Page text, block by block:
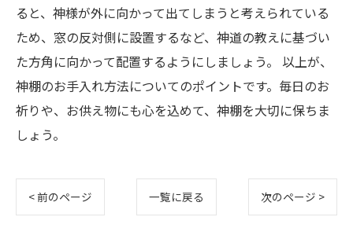
ると、神様が外に向かって出てしまうと考えられている
ため、窓の反対側に設置するなど、神道の教えに基づい
た方角に向かって配置するようにしましょう。 以上が、
神棚のお手入れ方法についてのポイントです。毎日のお
祈りや、お供え物にも心を込めて、神棚を大切に保ちま
しょう。
< 前のページ 一覧に戻る 次のページ >